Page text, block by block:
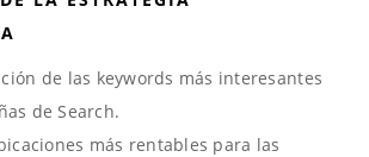
de las keywords más interesantes
de Search.
más rentables para las